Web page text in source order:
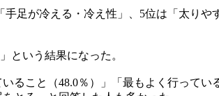
足が冷える・冷え性」、5位は「太りや
という結果になった。
ること（48.0％）」「最もよく行ってい